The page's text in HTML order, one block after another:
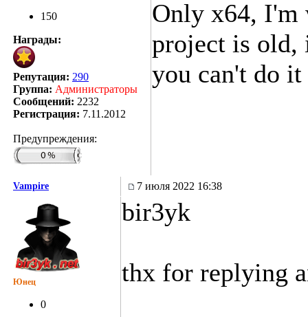
150
Награды:
Репутация: 290
Группа: Администраторы
Сообщений: 2232
Регистрация: 7.11.2012
Предупреждения:
Only x64, I'm
project is old,
you can't do
Vampire 7 июля 2022 16:38
Юнец
0
bir3yk
thx for replying